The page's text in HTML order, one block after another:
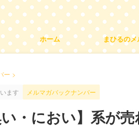
ホーム
ー >
ます
メルマガバックナンバー
・におい】系が売